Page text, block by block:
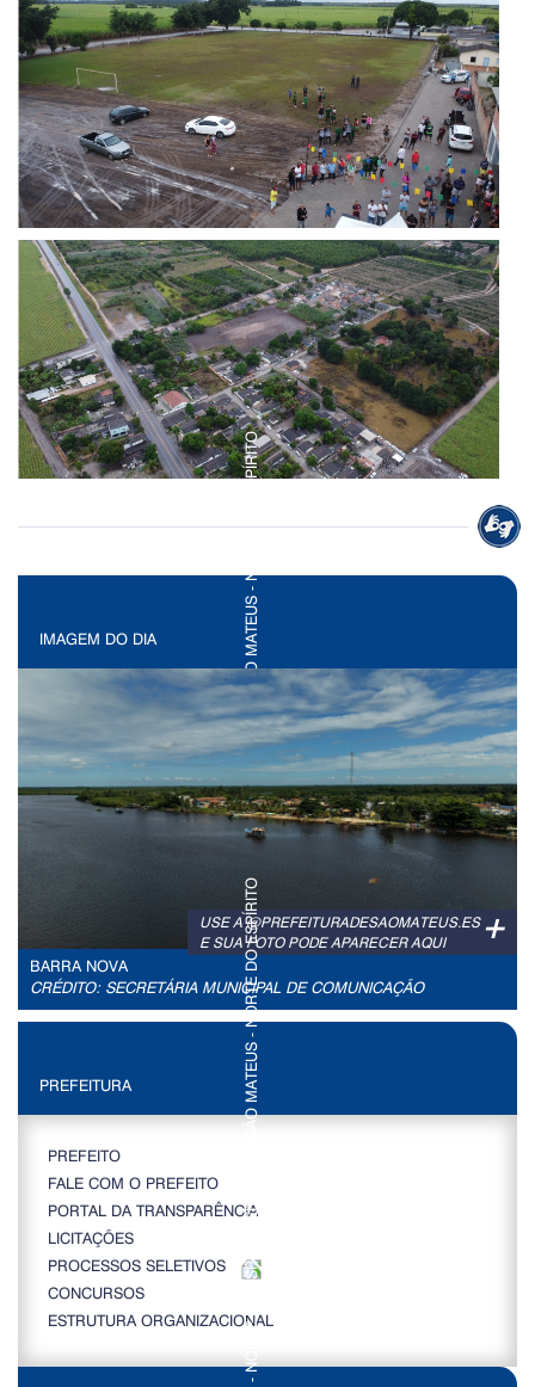
IMAGEM DO DIA
+
USE A @PREFEITURADESAOMATEUS.ES
E SUA FOTO PODE APARECER AQUI
BARRA NOVA
CRÉDITO: SECRETÁRIA MUNICIPAL DE COMUNICAÇÃO
PREFEITURA
PREFEITO
FALE COM O PREFEITO
PORTAL DA TRANSPARÊNCIA
LICITAÇÕES
PROCESSOS SELETIVOS
CONCURSOS
ESTRUTURA ORGANIZACIONAL